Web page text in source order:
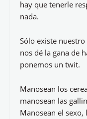
hay que tenerle
nada.
Sólo existe
nos dé la gana de
ponemos un twit.
Manosean los
manosean las
Manosean el sexo,